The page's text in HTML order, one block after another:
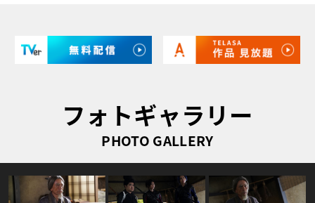
フォトギャラリー
PHOTO GALLERY